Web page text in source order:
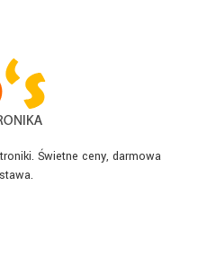
Świetne ceny, darmowa